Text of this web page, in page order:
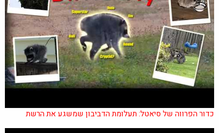
כדור הפרווה של סיאטל: תעלומת הדביבון שמשגע את הרשת